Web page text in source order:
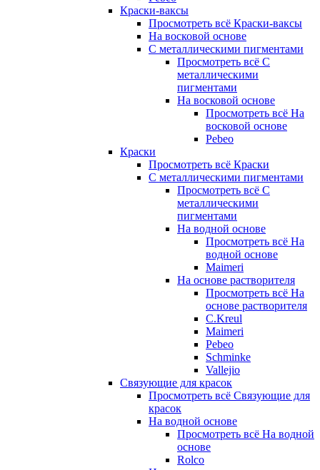
Краски-ваксы
Просмотреть всё Краски-ваксы
На восковой основе
С металлическими пигментами
Просмотреть всё С
металлическими
пигментами
На восковой основе
Просмотреть всё На
восковой основе
Pebeo
Краски
Просмотреть всё Краски
С металлическими пигментами
Просмотреть всё С
металлическими
пигментами
На водной основе
Просмотреть всё На
водной основе
Maimeri
На основе растворителя
Просмотреть всё На
основе растворителя
C.Kreul
Maimeri
Pebeo
Schminke
Vallejio
Связующие для красок
Просмотреть всё Связующие для
красок
На водной основе
Просмотреть всё На водной
основе
Rolco